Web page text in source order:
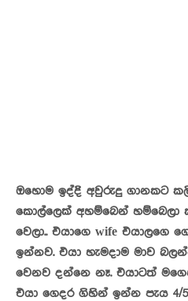
ඔහොම ඉද්දි අවුරුදු ගානකට
කොල්ලෙක් අහම්බෙන් හම්බෙලා
වෙලා.. එයාගෙ wife එයාලගෙ
ඉන්නව. එයා හැමදාම මාව
වෙනව දන්නෙ නෑ. එයාටත්
එයා ගෙදර ගිහින් ඉන්න පැය 4/